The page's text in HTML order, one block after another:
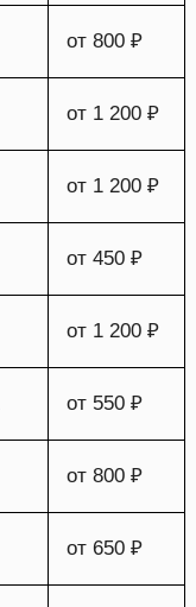
от 800 ₽
от 1 200 ₽
от 1 200 ₽
от 450 ₽
от 1 200 ₽
от 550 ₽
от 800 ₽
от 650 ₽